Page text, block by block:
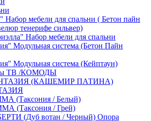
Набор мебели для спальни ( Бетон пайн
тенерифе сильвер)
Набор мебели для спальни
Модульная система (Бетон Пайн
Модульная система (Кейптаун)
ТВ /КОМОДЫ
(КАШЕМИР ПАТИНА)
(Таксония / Белый)
(Таксония / Грей)
(Дуб вотан / Черный) Опора